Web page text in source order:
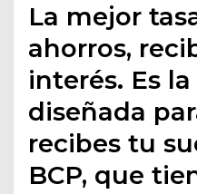
La mejor
ahorros,
interés. Es
diseñada
recibes tu
BCP, que